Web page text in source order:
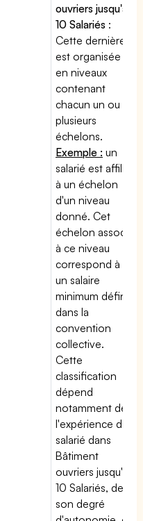
ouvriers jusqu'à
10 Salariés :
Cette dernière
est organisée
en niveaux
contenant
chacun un ou
plusieurs
échelons.
Exemple : un
salarié est affilié
à un échelon
d'un niveau
donné. Cet
échelon associé
à ce niveau
correspond à
un salaire
minimum défini
dans la
convention
collective.
Cette
classification
dépend
notamment de
l'expérience du
salarié dans
Bâtiment
ouvriers jusqu'à
10 Salariés, de
son degré